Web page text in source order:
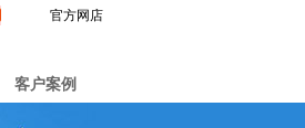
官方网店
客户案例